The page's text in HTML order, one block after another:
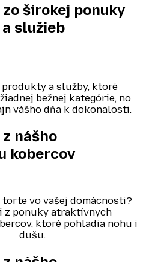
širokej ponuky
služieb
produkty a služby, ktoré
bežnej kategórie, no
vášho dňa k dokonalosti.
nášho
kobercov
torte vo vašej domácnosti?
z ponuky atraktívnych
ktoré pohladia nohu i
dušu.